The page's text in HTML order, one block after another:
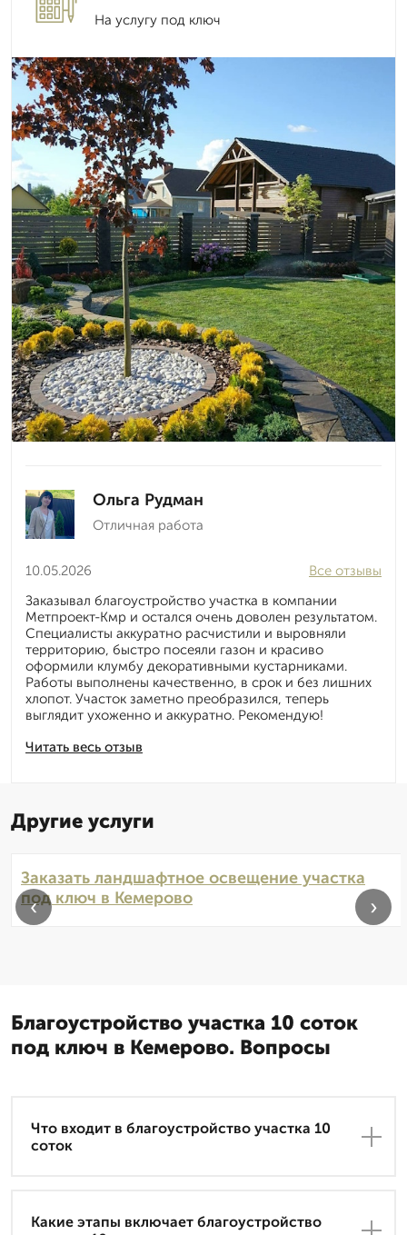
На услугу под ключ
Ольга Рудман
Отличная работа
10.05.2026
Читать весь отзыв
Все отзывы
Заказывал благоустройство участка в компании
Метпроект-Кмр и остался очень доволен результатом.
Специалисты аккуратно расчистили и выровняли
территорию, быстро посеяли газон и красиво
оформили клумбу декоративными кустарниками.
Работы выполнены качественно, в срок и без лишних
хлопот. Участок заметно преобразился, теперь
выглядит ухоженно и аккуратно. Рекомендую!
Другие услуги
Заказать ландшафтное освещение участка
под ключ в Кемерово
‹ ›
Благоустройство участка 10 соток
под ключ в Кемерово. Вопросы
Что входит в благоустройство участка 10
соток
Какие этапы включает благоустройство